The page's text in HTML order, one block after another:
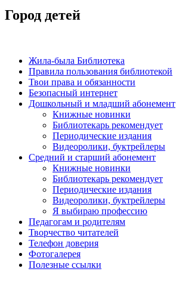
Город детей
Жила-была Библиотека
Правила пользования библиотекой
Твои права и обязанности
Безопасный интернет
Дошкольный и младший абонемент
Книжные новинки
Библиотекарь рекомендует
Периодические издания
Видеоролики, буктрейлеры
Средний и старший абонемент
Книжные новинки
Библиотекарь рекомендует
Периодические издания
Видеоролики, буктрейлеры
Я выбираю профессию
Педагогам и родителям
Творчество читателей
Телефон доверия
Фотогалерея
Полезные ссылки